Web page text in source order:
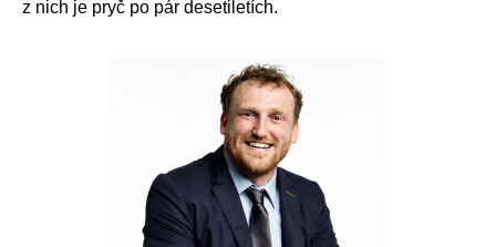
z nich je pryč po pár desetiletích.